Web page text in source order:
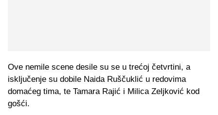
Ove nemile scene desile su se u trećoj četvrtini, a
isključenje su dobile Naida Ruščuklić u redovima
domaćeg tima, te Tamara Rajić i Milica Zeljković kod
gošći.